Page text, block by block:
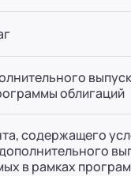
облигаций
содержащего
в рамках